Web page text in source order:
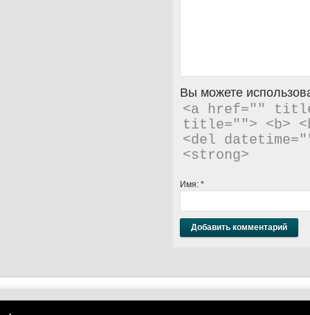
Вы можете
<a href=""
title=""> <b>
<del
<strong>
Имя: *